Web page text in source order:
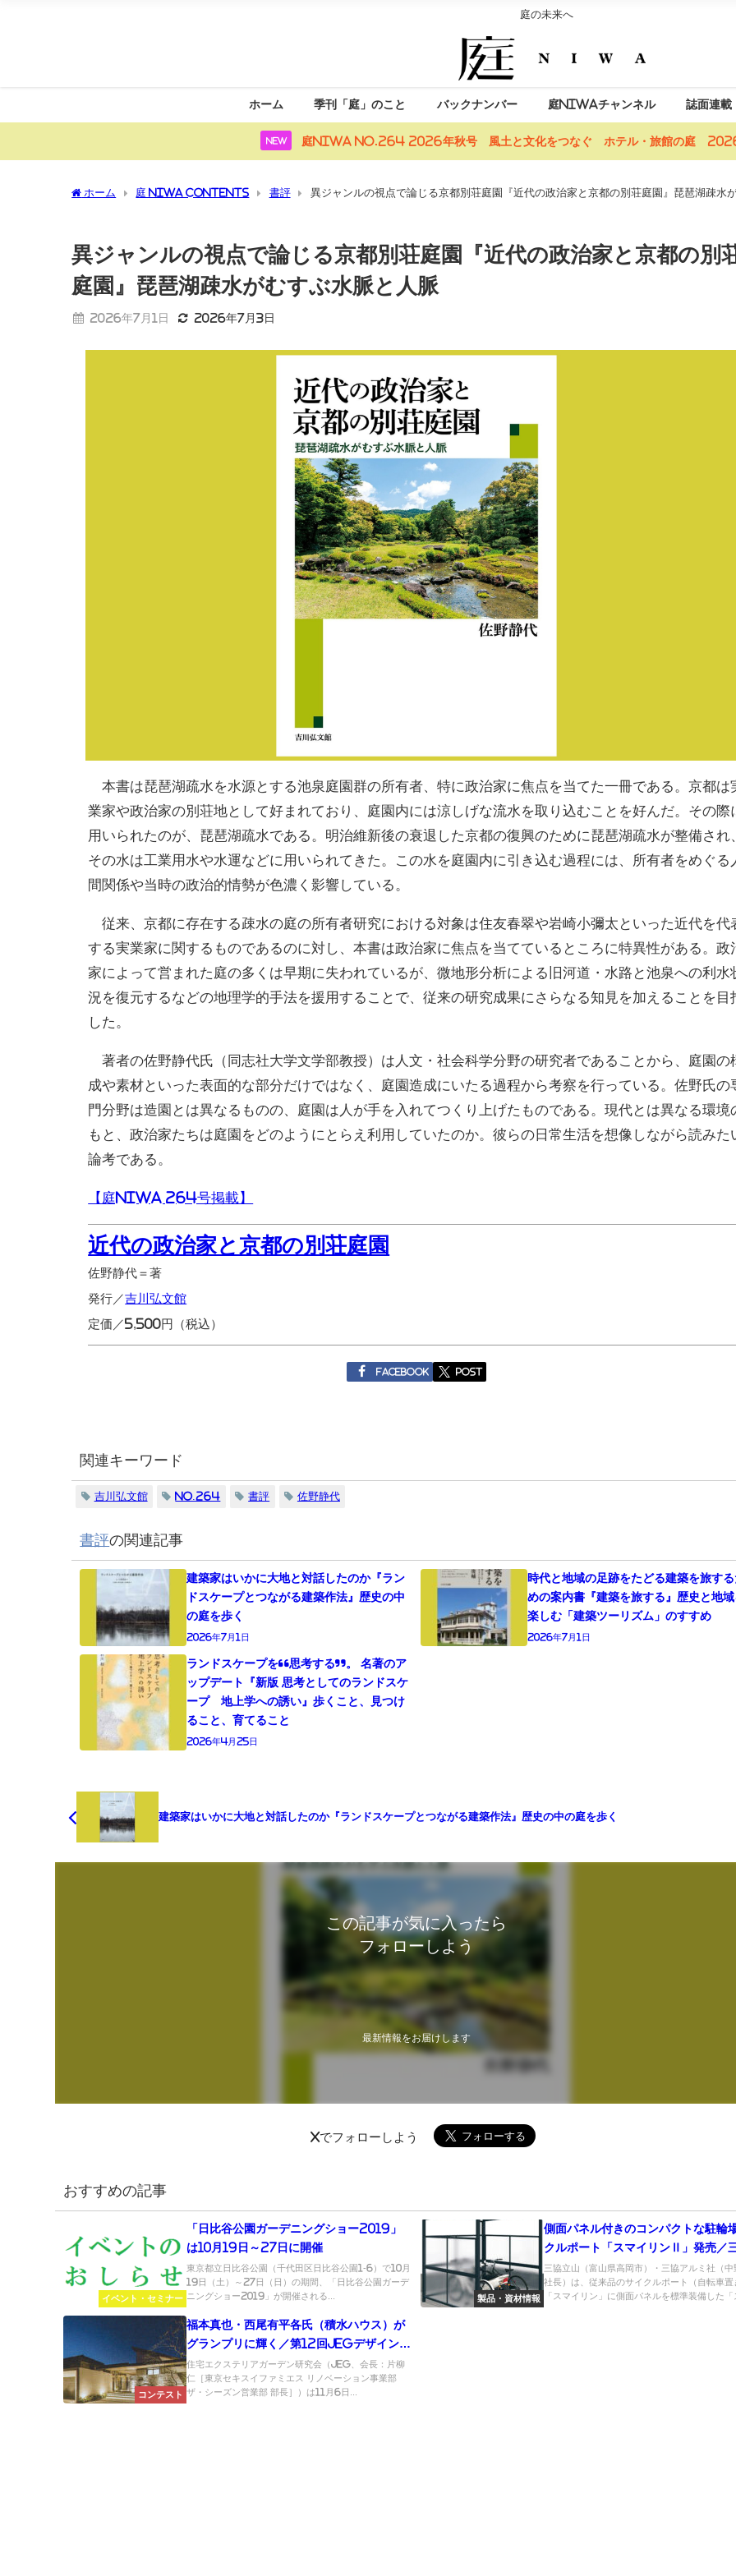
庭の未来へ
ホーム 季刊「庭」のこと バックナンバー 庭NIWAチャンネル 誌面連載
NEW 庭NIWA No.264 2026年秋号 風土と文化をつなぐ ホテル・旅館の庭 2026
ホーム 庭 NIWA CONTENTS 書評
異ジャンルの視点で論じる京都別荘庭園『近代の政治家と京都の別荘庭園』琵琶湖疎水
異ジャンルの視点で論じる京都別荘庭園『近代の政治家と京都の別
庭園』琵琶湖疎水がむすぶ水脈と人脈
2026年7月1日 2026年7月3日
本書は琵琶湖疏水を水源とする池泉庭園群の所有者、特に政治家に焦点を当てた一冊である。京都は
業家や政治家の別荘地として好まれており、庭園内には涼しげな流水を取り込むことを好んだ。その際
用いられたのが、琵琶湖疏水である。明治維新後の衰退した京都の復興のために琵琶湖疏水が整備され
その水は工業用水や水運などに用いられてきた。この水を庭園内に引き込む過程には、所有者をめぐる
間関係や当時の政治的情勢が色濃く影響している。
従来、京都に存在する疎水の庭の所有者研究における対象は住友春翠や岩崎小彌太といった近代を代
する実業家に関するものであるのに対し、本書は政治家に焦点を当てているところに特異性がある。政
家によって営まれた庭の多くは早期に失われているが、微地形分析による旧河道・水路と池泉への利水
況を復元するなどの地理学的手法を援用することで、従来の研究成果にさらなる知見を加えることを目
した。
著者の佐野静代氏（同志社大学文学部教授）は人文・社会科学分野の研究者であることから、庭園の
成や素材といった表面的な部分だけではなく、庭園造成にいたる過程から考察を行っている。佐野氏の
門分野は造園とは異なるものの、庭園は人が手を入れてつくり上げたものである。現代とは異なる環境
もと、政治家たちは庭園をどのようにとらえ利用していたのか。彼らの日常生活を想像しながら読みた
論考である。
【庭NIWA 264号掲載】
近代の政治家と京都の別荘庭園
佐野静代＝著
発行／吉川弘文館
定価／5,500円（税込）
Facebook post
関連キーワード
吉川弘文館 no.264 書評 佐野静代
書評の関連記事
建築家はいかに大地と対話したのか『ラン
ドスケープとつながる建築作法』歴史の中
の庭を歩く
2026年7月1日
時代と地域の足跡をたどる建築を旅す
めの案内書『建築を旅する』歴史と地
楽しむ「建築ツーリズム」のすすめ
2026年7月1日
ランドスケープを“思考する”。 名著のア
ップデート『新版 思考としてのランドスケ
ープ 地上学への誘い』歩くこと、見つけ
ること、育てること
2026年4月25日
建築家はいかに大地と対話したのか『ランドスケープとつながる建築作法』歴史の中の庭を歩く
この記事が気に入ったら
フォローしよう
最新情報をお届けします
Xでフォローしよう
おすすめの記事
イベント・セミナー
「日比谷公園ガーデニングショー2019」
は10月19日～27日に開催
東京都立日比谷公園（千代田区日比谷公園1-6）で10月
19日（土）～27日（日）の期間、「日比谷公園ガーデ
ニングショー2019」が開催される...
製品・資材情報
側面パネル付きのコンパクトな駐輪
クルポート「スマイリンⅡ」発売／
ルミ
三協立山（富山県高岡市）・三協アルミ社（中
社長）は、従来品のサイクルポート（自転車置
「スマイリン」に側面パネルを標準装備した「
コンテスト
福本真也・西尾有平各氏（積水ハウス）が
グランプリに輝く／第12回JEGデザインコ
ンテスト2025
住宅エクステリアガーデン研究会（JEG、会長：片柳
仁［東京セキスイファミエス リノベーション事業部
ザ・シーズン営業部 部長］）は11月6日...